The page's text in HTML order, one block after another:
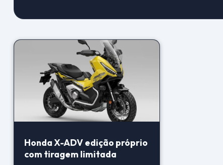
Honda X-ADV edição próprio
com tiragem limitada